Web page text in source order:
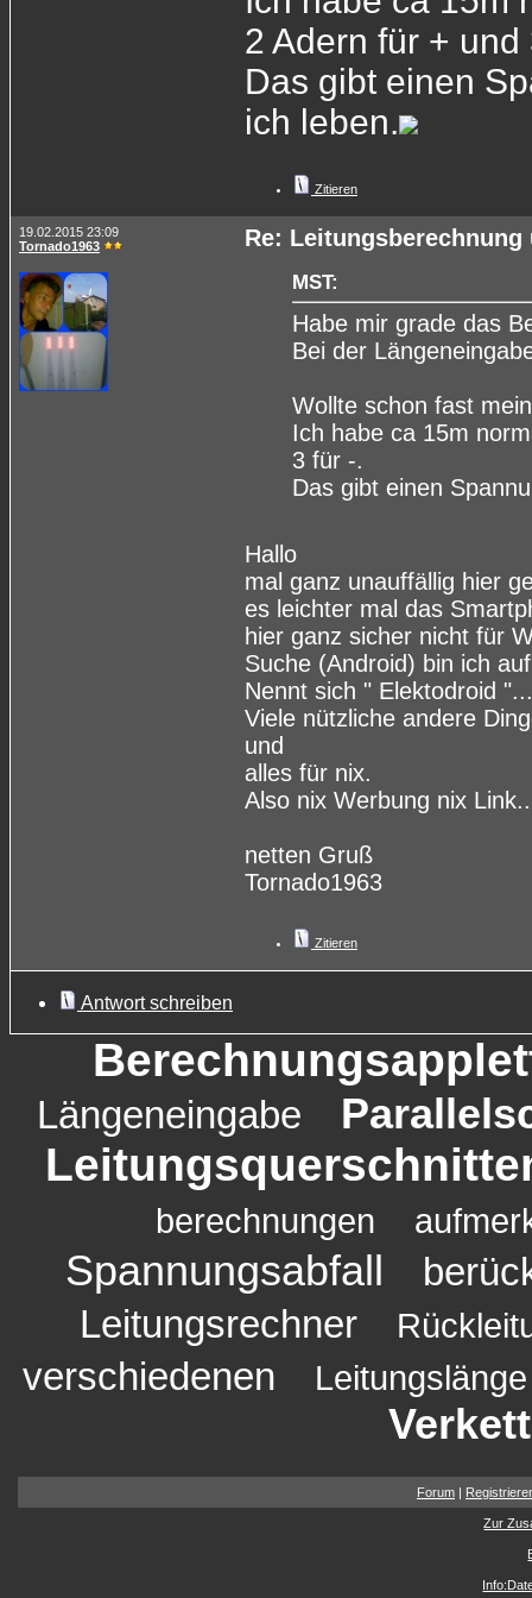
2 Adern für + und
Das gibt einen
ich leben.
Zitieren
19.02.2015 23:09
Tornado1963
Re: Leitungsberechnung
MST:
Habe mir grade das
Bei der
Wollte schon fast
Ich habe ca 15m
3 für -.
Das gibt einen
Hallo
mal ganz unauffällig hier
es leichter mal das
hier ganz sicher nicht für
Suche (Android) bin ich
Nennt sich " Elektodroid
Viele nützliche andere
und
alles für nix.
Also nix Werbung nix
netten Gruß
Tornado1963
Zitieren
Antwort schreiben
Längeneingabe
berechnungen
Spannungsabfall
Leitungsrechner
verschiedenen Leitungslänge
Forum |
Zur